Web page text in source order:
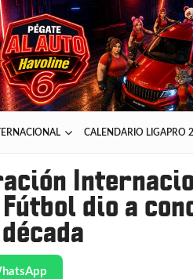
Havoline
CALENDARIO LIGAPRO
dio a